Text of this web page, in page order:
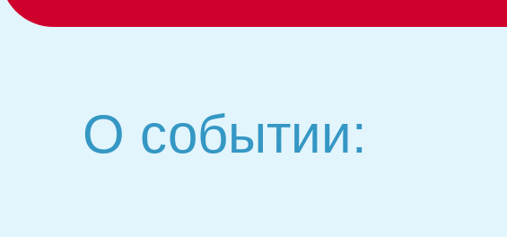
О событии: